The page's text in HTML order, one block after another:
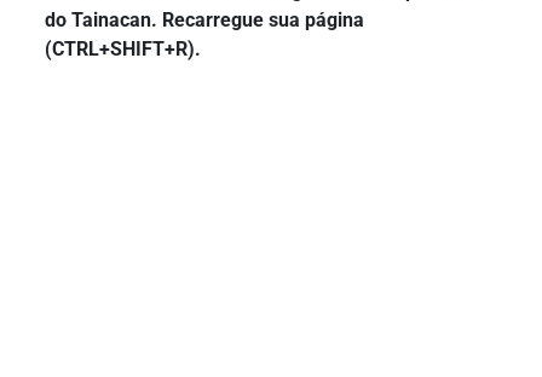
do Tainacan. Recarregue sua página
(CTRL+SHIFT+R).